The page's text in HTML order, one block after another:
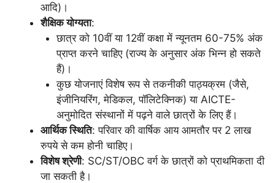
आदि)।
शैक्षिक योग्यता:
छात्र को 10वीं या 12वीं कक्षा में न्यूनतम 60-75% अंक
प्राप्त करने चाहिए (राज्य के अनुसार अंक भिन्न हो सकते
हैं)।
कुछ योजनाएं विशेष रूप से तकनीकी पाठ्यक्रम (जैसे,
इंजीनियरिंग, मेडिकल, पॉलिटेक्निक) या AICTE-
अनुमोदित संस्थानों में पढ़ने वाले छात्रों के लिए हैं।
आर्थिक स्थिति: परिवार की वार्षिक आय आमतौर पर 2 लाख
रुपये से कम होनी चाहिए।
विशेष श्रेणी: SC/ST/OBC वर्ग के छात्रों को प्राथमिकता दी
जा सकती है।